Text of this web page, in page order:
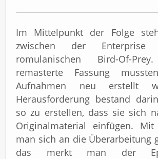
Im Mittelpunkt der Folge
zwischen der
romulanischen Bird-Of-
remasterte Fassung
Aufnahmen neu erstellt
Herausforderung bestand
so zu erstellen, dass sie sich
Originalmaterial einfügen.
man sich an die Überarbeitung
das merkt man der